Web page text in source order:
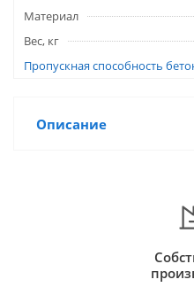
Материал
Вес, кг
Пропускная способность
Описание